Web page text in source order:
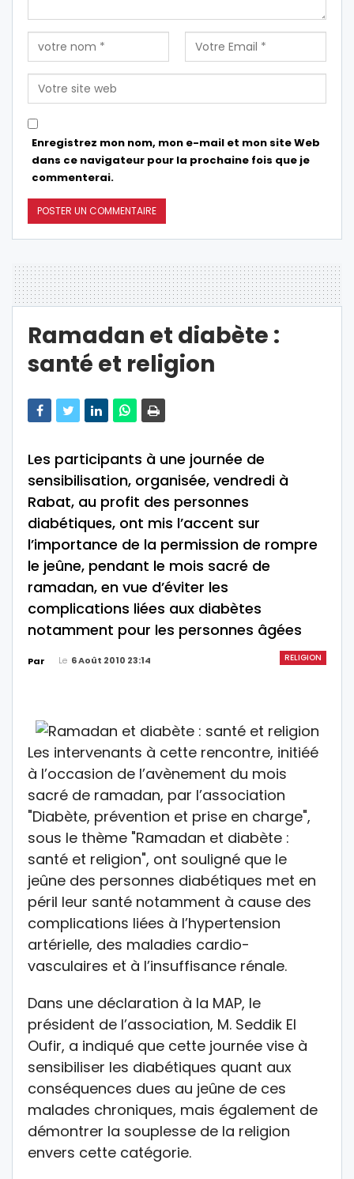
Enregistrez mon nom, mon e-mail et mon site Web
dans ce navigateur pour la prochaine fois que je
commenterai.
Ramadan et diabète :
santé et religion
Les participants à une journée de
sensibilisation, organisée, vendredi à
Rabat, au profit des personnes
diabétiques, ont mis l’accent sur
l’importance de la permission de rompre
le jeûne, pendant le mois sacré de
ramadan, en vue d’éviter les
complications liées aux diabètes
notamment pour les personnes âgées
RELIGION
Par Le 6 Août 2010 23:14
Les intervenants à cette rencontre, initiéé
à l’occasion de l’avènement du mois
sacré de ramadan, par l’association
"Diabète, prévention et prise en charge",
sous le thème "Ramadan et diabète :
santé et religion", ont souligné que le
jeûne des personnes diabétiques met en
péril leur santé notamment à cause des
complications liées à l’hypertension
artérielle, des maladies cardio-
vasculaires et à l’insuffisance rénale.
Dans une déclaration à la MAP, le
président de l’association, M. Seddik El
Oufir, a indiqué que cette journée vise à
sensibiliser les diabétiques quant aux
conséquences dues au jeûne de ces
malades chroniques, mais également de
démontrer la souplesse de la religion
envers cette catégorie.